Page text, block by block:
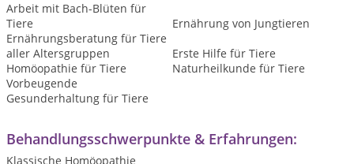
Arbeit mit Bach-Blüten für
Tiere
Ernährung von Jungtieren
Ernährungsberatung für Tiere
aller Altersgruppen
Erste Hilfe für Tiere
Homöopathie für Tiere
Naturheilkunde für Tiere
Vorbeugende
Gesunderhaltung für Tiere
Behandlungsschwerpunkte & Erfahrungen:
Klassische Homöopathie